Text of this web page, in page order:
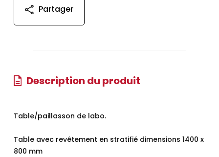
Partager
Description du produit
Table/paillasson de labo.
Table avec revêtement en stratifié dimensions 1400 x
800 mm